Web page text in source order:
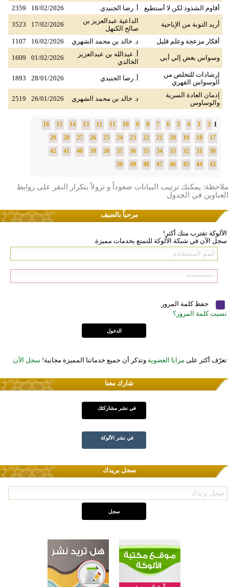
أقاوم الشذوذ لكن لا أستطيع أ. رضا الجنيدي 18/02/2026
2359
أريد التوبة من الإباحية
الداعية عبدالعزيز بن
صالح الكنهل
17/02/2026
3523
أفكار مزعجة وعلم قليل د. خالد بن محمد الشهري 16/02/2026
1107
وسواس بغض إلي أبي
أ. عبدالله بن عبدالعزيز
الخالدي
01/02/2026
1609
إرشادات للتخلص من
الوسواس القهري
أ. رضا الجنيدي 28/01/2026
1893
إدمان العادة السرية
والوساوس
د. خالد بن محمد الشهري 26/01/2026
2519
1
2
3
4
5
6
7
8
9
10
11
12
13
14
15
16
17
18
19
20
21
22
23
24
25
26
27
28
29
30
31
32
33
34
35
36
37
38
39
40
41
42
43
44
45
46
47
48
49
50
ملاحظة: يمكنك ترتيب البيانات صعوداً و نزولاً بتكرار النقر على روابط
العناوين في الجدول
مرحباً بالضيف
الألوكة تقترب منك أكثر!
سجل الآن في شبكة الألوكة للتمتع بخدمات مميزة.
حفظ كلمة المرور
نسيت كلمة المرور؟
تعرّف أكثر على مزايا العضوية وتذكر أن جميع خدماتنا المميزة مجانية! سجل الآن.
شارك معنا
في نشر مشاركتك
في نشر الألوكة
سجل بريدك